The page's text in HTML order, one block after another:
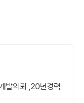
발의뢰 ,20년경력